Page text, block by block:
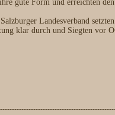
gute Form und erreichten
Landesverband setzten
klar durch und Siegten vor